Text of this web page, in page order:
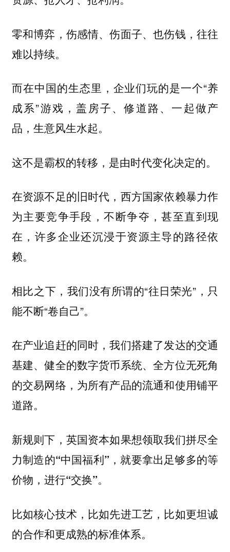
零和博弈，伤感情、伤面子、也伤钱，往往
难以持续。
而在中国的生态里，企业们玩的是一个“养
成系”游戏，盖房子、修道路、一起做产
品，生意风生水起。
这不是霸权的转移，是由时代变化决定的。
在资源不足的旧时代，西方国家依赖暴力作
为主要竞争手段，不断争夺，甚至直到现
在，许多企业还沉浸于资源主导的路径依
赖。
相比之下，我们没有所谓的“往日荣光”，只
能不断“卷自己”。
在产业追赶的同时，我们搭建了发达的交通
基建、健全的数字货币系统、全方位无死角
的交易网络，为所有产品的流通和使用铺平
道路。
新规则下，英国资本如果想领取我们拼尽全
力制造的“中国福利”，就要拿出足够多的等
价物，进行“交换”。
比如核心技术，比如先进工艺，比如更坦诚
的合作和更成熟的标准体系。